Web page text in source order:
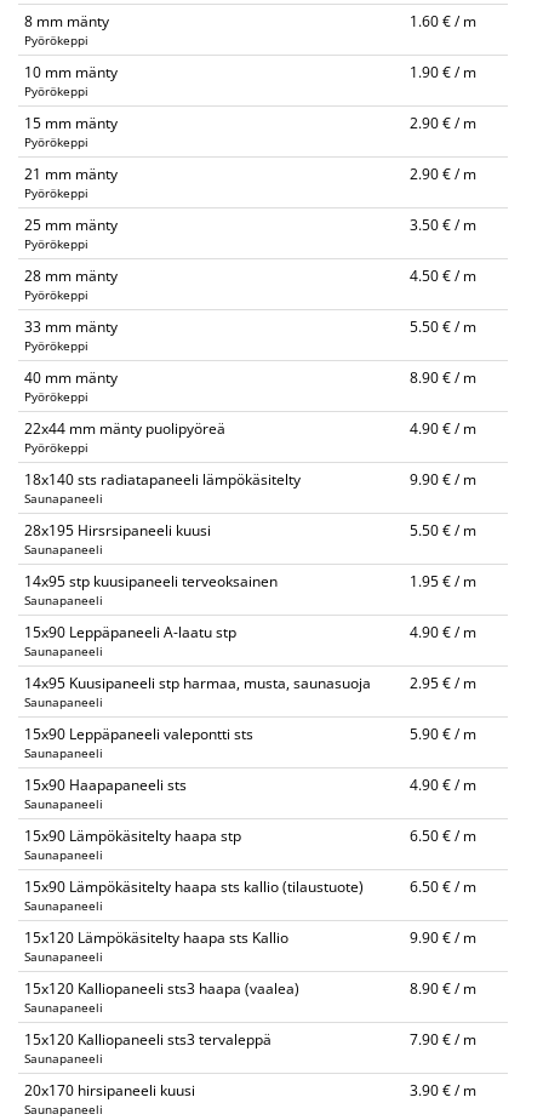
8 mm mänty
Pyörökeppi
1.60 € / m
10 mm mänty
Pyörökeppi
1.90 € / m
15 mm mänty
Pyörökeppi
2.90 € / m
21 mm mänty
Pyörökeppi
2.90 € / m
25 mm mänty
Pyörökeppi
3.50 € / m
28 mm mänty
Pyörökeppi
4.50 € / m
33 mm mänty
Pyörökeppi
5.50 € / m
40 mm mänty
Pyörökeppi
8.90 € / m
22x44 mm mänty puolipyöreä
Pyörökeppi
4.90 € / m
18x140 sts radiatapaneeli lämpökäsitelty
Saunapaneeli
9.90 € / m
28x195 Hirsrsipaneeli kuusi
Saunapaneeli
5.50 € / m
14x95 stp kuusipaneeli terveoksainen
Saunapaneeli
1.95 € / m
15x90 Leppäpaneeli A-laatu stp
Saunapaneeli
4.90 € / m
14x95 Kuusipaneeli stp harmaa, musta, saunasuoja
Saunapaneeli
2.95 € / m
15x90 Leppäpaneeli valepontti sts
Saunapaneeli
5.90 € / m
15x90 Haapapaneeli sts
Saunapaneeli
4.90 € / m
15x90 Lämpökäsitelty haapa stp
Saunapaneeli
6.50 € / m
15x90 Lämpökäsitelty haapa sts kallio (tilaustuote)
Saunapaneeli
6.50 € / m
15x120 Lämpökäsitelty haapa sts Kallio
Saunapaneeli
9.90 € / m
15x120 Kalliopaneeli sts3 haapa (vaalea)
Saunapaneeli
8.90 € / m
15x120 Kalliopaneeli sts3 tervaleppä
Saunapaneeli
7.90 € / m
20x170 hirsipaneeli kuusi
Saunapaneeli
3.90 € / m